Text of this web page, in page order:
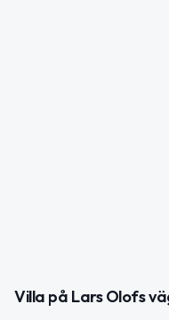
Villa på Lars Olofs